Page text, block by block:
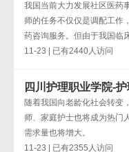
我国当前大力发展社区医药
师的任务不仅仅是调配工作
药咨询服务。但由于我国临
11-23 | 已有2440人访问
四川护理职业学院-
随着我国向老龄化社会转变
师、家庭护士也将成为热门
需求量也将增大。
11-23 | 已有2355人访问